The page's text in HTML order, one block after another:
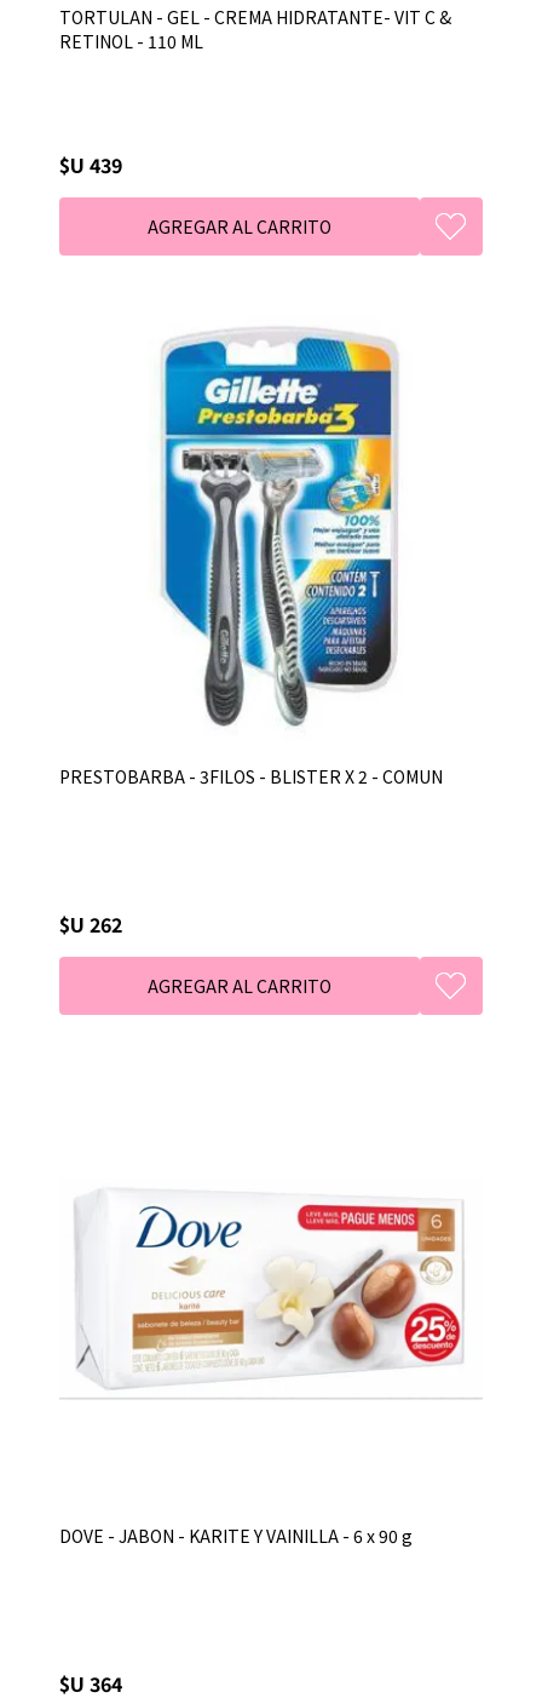
TORTULAN - GEL - CREMA HIDRATANTE- VIT C &
RETINOL - 110 ML
$U 439
PRESTOBARBA - 3FILOS - BLISTER X 2 - COMUN
$U 262
DOVE - JABON - KARITE Y VAINILLA - 6 x 90 g
$U 364